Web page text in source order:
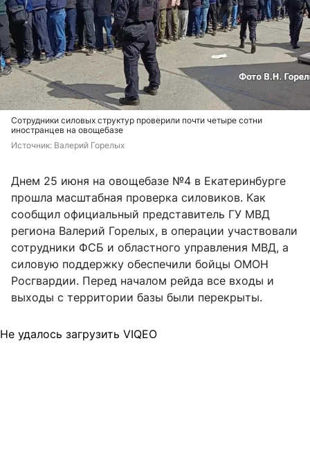
Сотрудники силовых структур проверили почти четыре сотни
иностранцев на овощебазе
Источник: Валерий Горелых
Днем 25 июня на овощебазе №4 в Екатеринбурге
прошла масштабная проверка силовиков. Как
сообщил официальный представитель ГУ МВД
региона Валерий Горелых, в операции участвовали
сотрудники ФСБ и областного управления МВД, а
силовую поддержку обеспечили бойцы ОМОН
Росгвардии. Перед началом рейда все входы и
выходы с территории базы были перекрыты.
Не удалось загрузить VIQEO